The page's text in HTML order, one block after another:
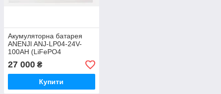
Акумуляторна батарея
ANENJI ANJ-LP04-24V-
100AH (LiFePO4
27 000 ₴
Купити